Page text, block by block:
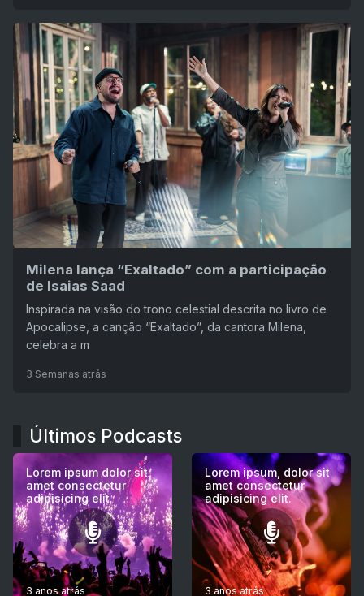
Milena lança “Exaltado” com a participação
de Isaias Saad
Inspirada na visão do trono celestial descrita no livro de
Apocalipse, a canção “Exaltado”, da cantora Milena,
celebra a m
3 Semanas atrás
Últimos Podcasts
Lorem ipsum dolor sit
amet consectetur
adipisicing elit.
3 anos atrás
Lorem ipsum, dolor sit
amet consectetur
adipisicing elit.
3 anos atrás